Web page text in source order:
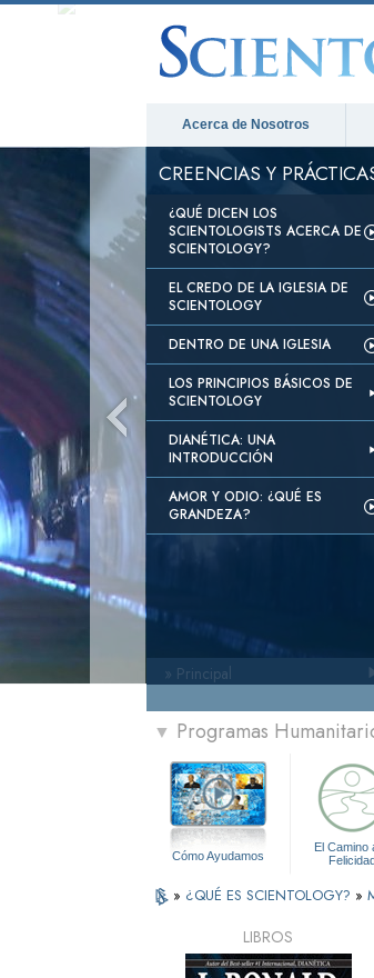
Acerca de Nosotros
CREENCIAS Y
¿QUÉ DICEN LOS
SCIENTOLOGISTS ACERCA DE
SCIENTOLOGY?
EL CREDO DE LA IGLESIA DE
SCIENTOLOGY
DENTRO DE UNA IGLESIA
LOS PRINCIPIOS BÁSICOS DE
SCIENTOLOGY
DIANÉTICA: UNA
INTRODUCCIÓN
AMOR Y ODIO: ¿QUÉ ES
GRANDEZA?
» Principal
▼ Programas
Cómo Ayudamos
El Camino
» ¿QUÉ ES SCIENTOLOGY? »
LIBROS